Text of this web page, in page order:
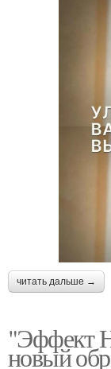
читать дальше →
"Эффект
новый